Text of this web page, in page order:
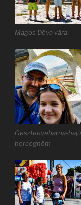
Magos Déva vára
Gesztenyebarna-hajú
hercegnőm